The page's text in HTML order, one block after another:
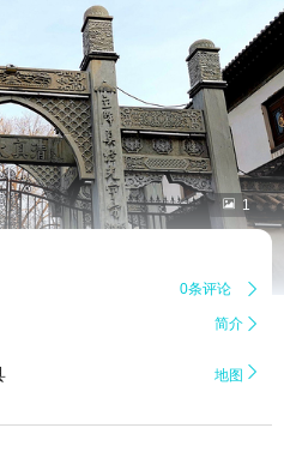
 1
0条评论 
简介 
地图 